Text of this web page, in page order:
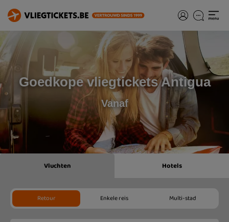
Goedkope vliegtickets Antigua
Vanaf